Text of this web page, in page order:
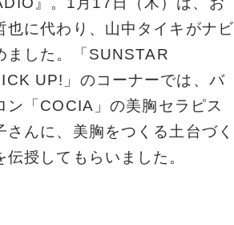
也に代わり、山中タイキがナビ
ました。「SUNSTAR
UP!」のコーナーでは、バ
ン「COCIA」の美胸セラピス
さんに、美胸をつくる土台づく
伝授してもらいました。